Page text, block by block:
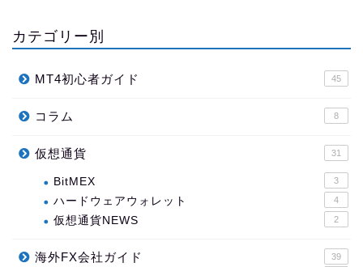
カテゴリー別
MT4初心者ガイド 45
コラム 8
仮想通貨 31
BitMEX 3
ハードウェアウォレット 4
仮想通貨NEWS 2
海外FX会社ガイド 39